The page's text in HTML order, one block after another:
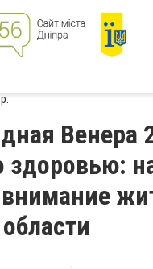
Венера
здоровью:
внимание